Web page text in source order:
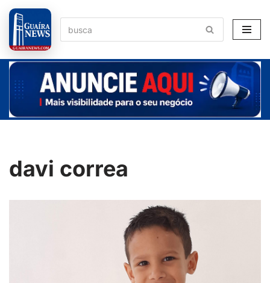
Pular
para
o
conteúdo
davi correa